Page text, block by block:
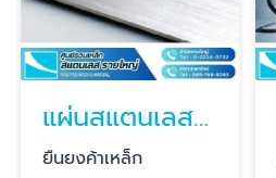
แผ่นสแตนเลส แผ่น SUS304, SUS316L
ยืนยงค้าเหล็ก